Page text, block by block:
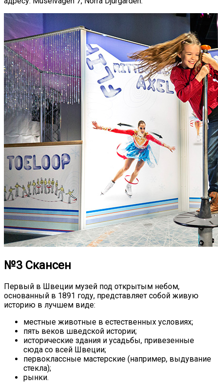
№3 Скансен
Первый в Швеции музей под открытым небом,
основанный в 1891 году, представляет собой живую
историю в лучшем виде:
местные животные в естественных условиях;
пять веков шведской истории;
исторические здания и усадьбы, привезенные
сюда со всей Швеции;
первоклассные мастерские (например, выдувание
стекла);
рынки.